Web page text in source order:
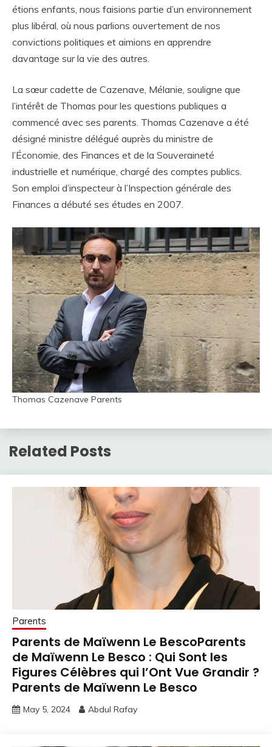
étions enfants, nous faisions partie d’un environnement
plus libéral, où nous parlions ouvertement de nos
convictions politiques et aimions en apprendre
davantage sur la vie des autres.
La sœur cadette de Cazenave, Mélanie, souligne que
l’intérêt de Thomas pour les questions publiques a
commencé avec ses parents. Thomas Cazenave a été
désigné ministre délégué auprès du ministre de
l’Économie, des Finances et de la Souveraineté
industrielle et numérique, chargé des comptes publics.
Son emploi d’inspecteur à l’Inspection générale des
Finances a débuté ses études en 2007.
Thomas Cazenave Parents
Related Posts
Parents
Parents de Maïwenn Le BescoParents
de Maïwenn Le Besco : Qui Sont les
Figures Célèbres qui l’Ont Vue Grandir ?
Parents de Maïwenn Le Besco
May 5, 2024 Abdul Rafay